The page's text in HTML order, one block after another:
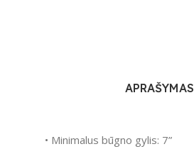
APRAŠYMAS
• Minimalus būgno gylis: 7”